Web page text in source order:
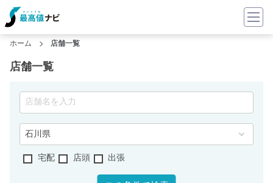
ホーム 店舗一覧
店舗一覧
宅配 店頭 出張